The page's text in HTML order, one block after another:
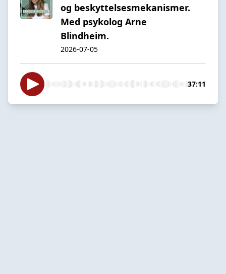
og beskyttelsesmekanismer.
Med psykolog Arne
Blindheim.
2026-07-05
37:11